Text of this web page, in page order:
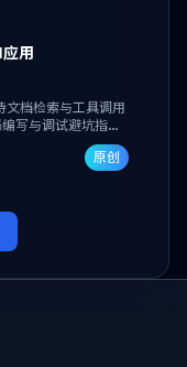
用
档检索与工具调用
写与调试避坑指
及函数调用注册，
原创